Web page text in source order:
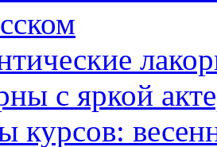
с яркой
курсов: